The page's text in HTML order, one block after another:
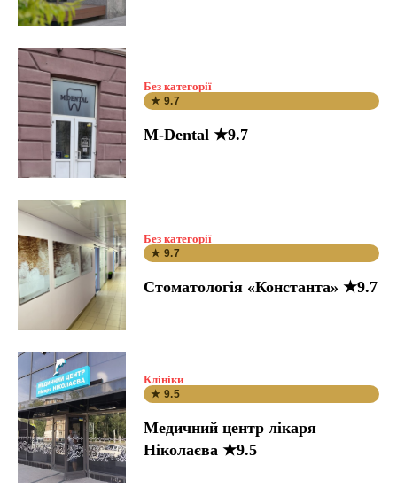
Без категорії
★ 9.7
M-Dental ★9.7
Без категорії
★ 9.7
Стоматологія «Константа» ★9.7
Клініки
★ 9.5
Медичний центр лікаря
Ніколаєва ★9.5